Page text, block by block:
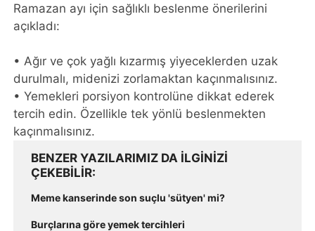
Ramazan ayı için sağlıklı beslenme önerilerini
açıkladı:
• Ağır ve çok yağlı kızarmış yiyeceklerden uzak
durulmalı, midenizi zorlamaktan kaçınmalısınız.
• Yemekleri porsiyon kontrolüne dikkat ederek
tercih edin. Özellikle tek yönlü beslenmekten
kaçınmalısınız.
BENZER YAZILARIMIZ DA ILGINIZI
ÇEKEBILIR
Meme kanserinde son suçlu 'sütyen' mi?
Burçlarına göre yemek tercihleri